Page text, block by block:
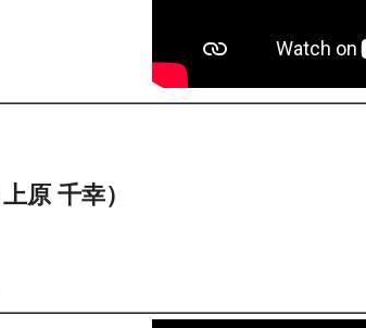
原 千幸）